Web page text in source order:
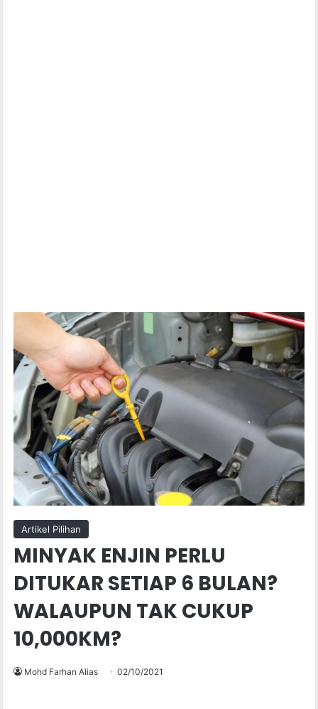
Artikel Pilihan
MINYAK ENJIN PERLU
DITUKAR SETIAP 6 BULAN?
WALAUPUN TAK CUKUP
10,000KM?
Mohd Farhan Alias 02/10/2021